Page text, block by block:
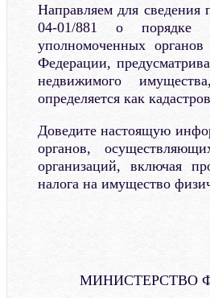
Направляем для
04-01/881 о порядке
уполномоченных
Федерации,
недвижимого
определяется как
Доведите настоящую
органов,
организаций, включая
налога на имущество
МИНИСТЕРСТВО